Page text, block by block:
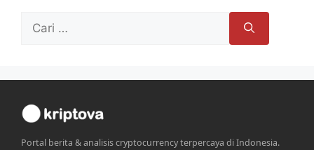
untuk:
Portal berita & analisis cryptocurrency terpercaya di Indonesia.